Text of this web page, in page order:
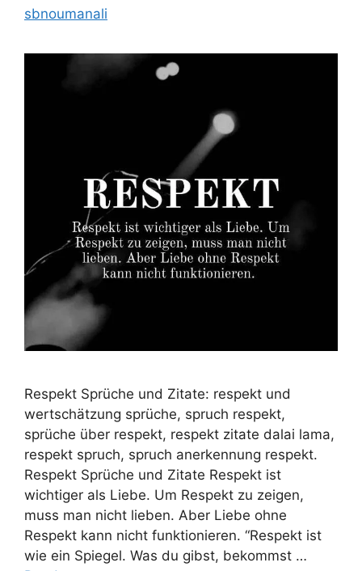
sbnoumanali
Respekt Sprüche und Zitate: respekt und
wertschätzung sprüche, spruch respekt,
sprüche über respekt, respekt zitate dalai lama,
respekt spruch, spruch anerkennung respekt.
Respekt Sprüche und Zitate Respekt ist
wichtiger als Liebe. Um Respekt zu zeigen,
muss man nicht lieben. Aber Liebe ohne
Respekt kann nicht funktionieren. “Respekt ist
wie ein Spiegel. Was du gibst, bekommst …